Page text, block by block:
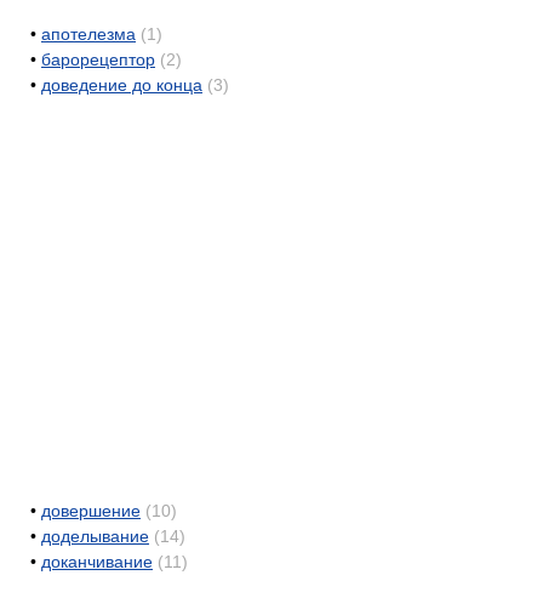
• апотелезма (1)
• барорецептор (2)
• доведение до конца (3)
• довершение (10)
• доделывание (14)
• доканчивание (11)